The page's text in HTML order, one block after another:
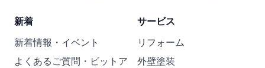
新着
新着情報・イベント
よくあるご質問・ビットア
サービス
リフォーム
外壁塗装